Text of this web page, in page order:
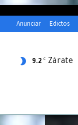
Anunciar Edictos
9.2 C Zárate